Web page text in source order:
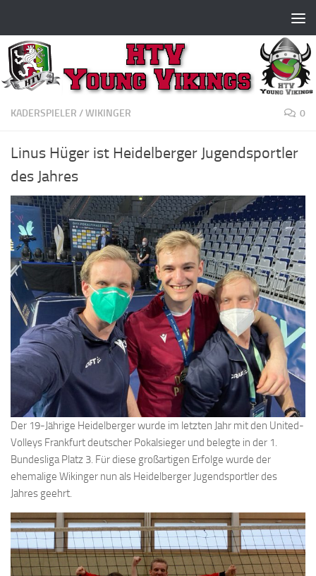
KADERSPIELER /WIKINGER 0
Linus Hüger ist Heidelberger Jugendsportler
des Jahres
Der 19-Jährige Heidelberger wurde im letzten Jahr mit den United-
Volleys Frankfurt deutscher Pokalsieger und belegte in der 1.
Bundesliga Platz 3. Für diese großartigen Erfolge wurde der
ehemalige Wikinger nun als Heidelberger Jugendsportler des
Jahres geehrt.